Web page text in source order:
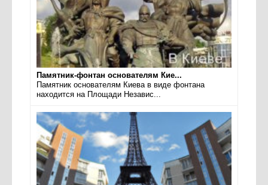
Памятник-фонтан основателям Кие...
Памятник основателям Киева в виде фонтана
находится на Площади Независ...